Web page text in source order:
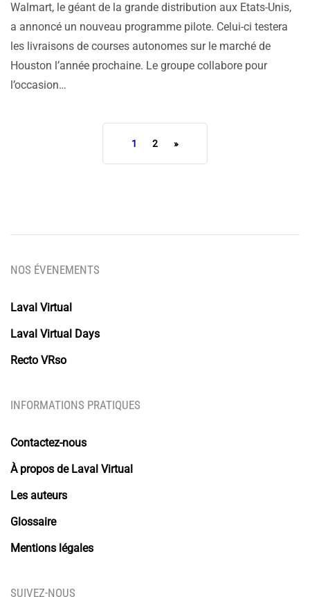
Walmart, le géant de la grande distribution aux Etats-Unis,
a annoncé un nouveau programme pilote. Celui-ci testera
les livraisons de courses autonomes sur le marché de
Houston l’année prochaine. Le groupe collabore pour
l’occasion…
1 2 »
NOS ÉVENEMENTS
Laval Virtual
Laval Virtual Days
Recto VRso
INFORMATIONS PRATIQUES
Contactez-nous
À propos de Laval Virtual
Les auteurs
Glossaire
Mentions légales
SUIVEZ-NOUS